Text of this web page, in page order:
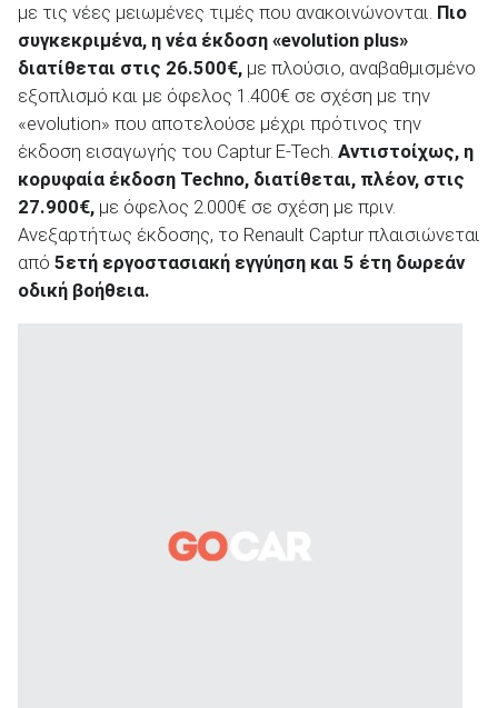
με τις νέες μειωμένες τιμές που ανακοινώνονται. Πιο
συγκεκριμένα, η νέα έκδοση «evolution plus»
διατίθεται στις 26.500€, με πλούσιο, αναβαθμισμένο
εξοπλισμό και με όφελος 1.400€ σε σχέση με την
«evolution» που αποτελούσε μέχρι πρότινος την
έκδοση εισαγωγής του Captur E-Tech. Αντιστοίχως, η
κορυφαία έκδοση Techno, διατίθεται, πλέον, στις
27.900€, με όφελος 2.000€ σε σχέση με πριν.
Ανεξαρτήτως έκδοσης, το Renault Captur πλαισιώνεται
από 5ετή εργοστασιακή εγγύηση και 5 έτη δωρεάν
οδική βοήθεια.